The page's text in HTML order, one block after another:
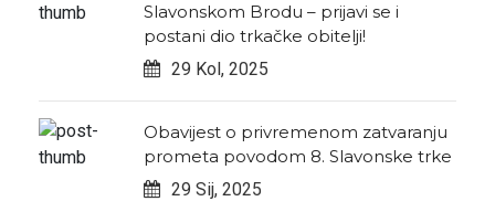
Slavonskom Brodu – prijavi se i
postani dio trkačke obitelji!
29 Kol, 2025
Obavijest o privremenom zatvaranju
prometa povodom 8. Slavonske trke
29 Sij, 2025